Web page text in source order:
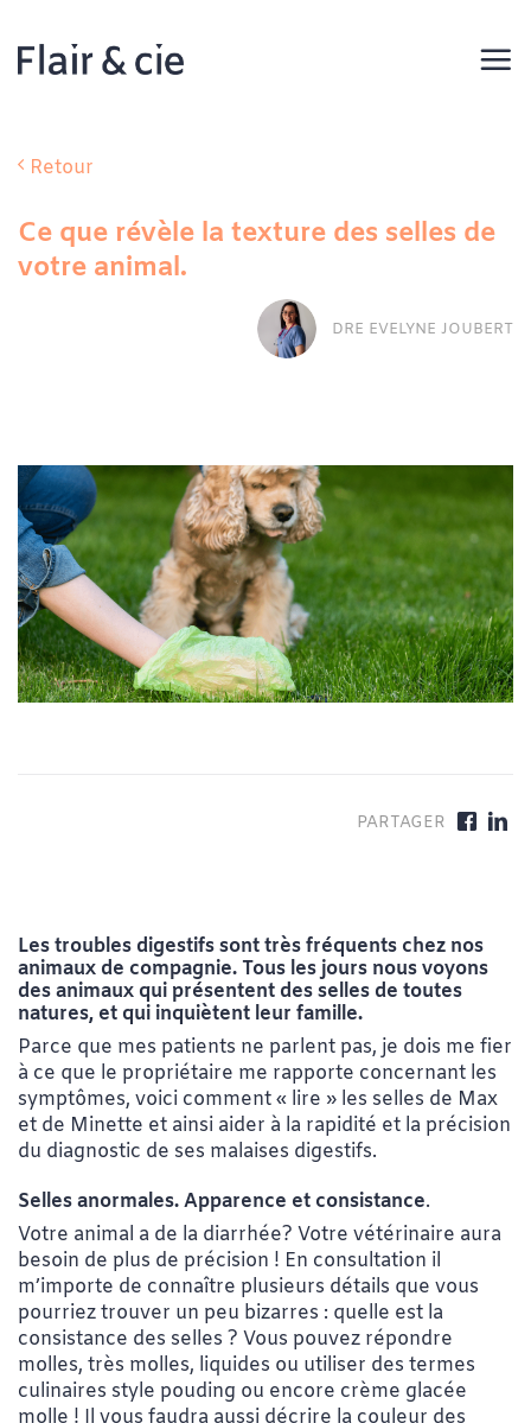
contenu
Retour
Ce que révèle la texture des selles de
votre animal.
DRE EVELYNE JOUBERT
Les troubles digestifs sont très fréquents chez nos
animaux de compagnie. Tous les jours nous voyons
des animaux qui présentent des selles de toutes
natures, et qui inquiètent leur famille.
Parce que mes patients ne parlent pas, je dois me fier
à ce que le propriétaire me rapporte concernant les
symptômes, voici comment « lire » les selles de Max
et de Minette et ainsi aider à la rapidité et la précision
du diagnostic de ses malaises digestifs.
Selles anormales. Apparence et consistance.
Votre animal a de la diarrhée? Votre vétérinaire aura
besoin de plus de précision ! En consultation il
m’importe de connaître plusieurs détails que vous
pourriez trouver un peu bizarres : quelle est la
consistance des selles ? Vous pouvez répondre
molles, très molles, liquides ou utiliser des termes
culinaires style pouding ou encore crème glacée
molle ! Il vous faudra aussi décrire la couleur des